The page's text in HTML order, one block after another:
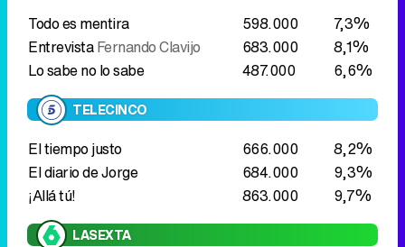
El tiempo justo 666.000
8,2%
El diario de Jorge
684.000
9,3%
¡Allá tú!
863.000 9,7%
LASEXTA
Zapeando 515.000
6,0%
Más vale tarde
442.000 6,0%